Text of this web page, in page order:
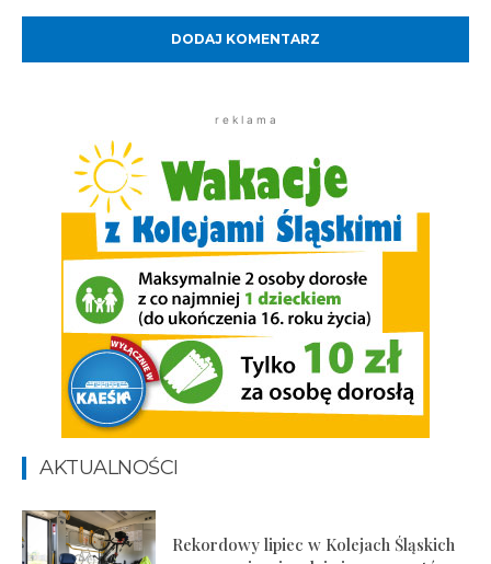
r e k l a m a
AKTUALNOŚCI
Rekordowy lipiec w Kolejach Śląskich